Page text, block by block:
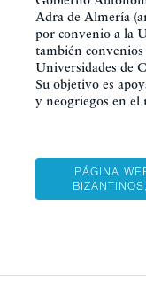
Adra de Almería
por convenio a la
también convenios
Universidades de
Su objetivo es
y neogriegos en el
PÁGINA